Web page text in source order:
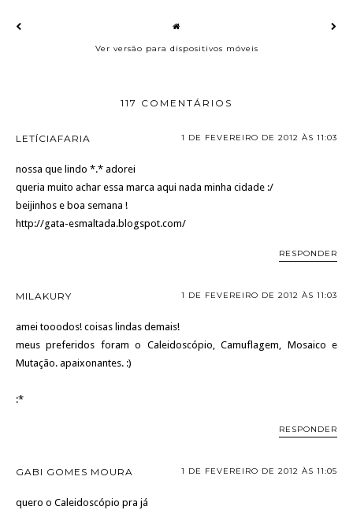
Ver versão para dispositivos móveis
117 COMENTÁRIOS
LETÍCIAFARIA 1 DE FEVEREIRO DE 2012 ÀS 11:03
nossa que lindo *.* adorei
queria muito achar essa marca aqui nada minha cidade :/
beijinhos e boa semana !
http://gata-esmaltada.blogspot.com/
RESPONDER
MILAKURY 1 DE FEVEREIRO DE 2012 ÀS 11:03
amei tooodos! coisas lindas demais!
meus preferidos foram o Caleidoscópio, Camuflagem, Mosaico e
Mutação. apaixonantes. :)
:*
RESPONDER
GABI GOMES MOURA 1 DE FEVEREIRO DE 2012 ÀS 11:05
quero o Caleidoscópio pra já